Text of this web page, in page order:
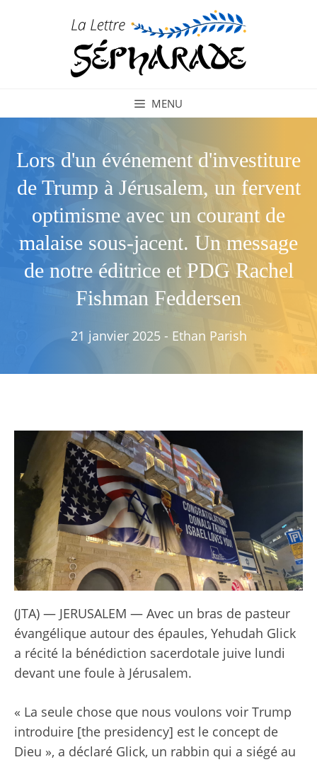
MENU
Lors d'un événement d'investiture
de Trump à Jérusalem, un fervent
optimisme avec un courant de
malaise sous-jacent. Un message
de notre éditrice et PDG Rachel
Fishman Feddersen
21 janvier 2025 - Ethan Parish
(JTA) — JERUSALEM — Avec un bras de pasteur
évangélique autour des épaules, Yehudah Glick
a récité la bénédiction sacerdotale juive lundi
devant une foule à Jérusalem.
« La seule chose que nous voulons voir Trump
introduire [the presidency] est le concept de
Dieu », a déclaré Glick, un rabbin qui a siégé au